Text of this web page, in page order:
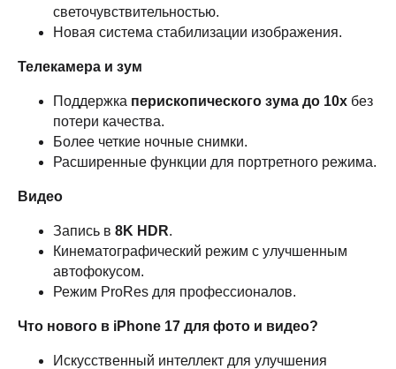
светочувствительностью.
Новая система стабилизации изображения.
Телекамера и зум
Поддержка перископического зума до 10x без
потери качества.
Более четкие ночные снимки.
Расширенные функции для портретного режима.
Видео
Запись в 8K HDR.
Кинематографический режим с улучшенным
автофокусом.
Режим ProRes для профессионалов.
Что нового в iPhone 17 для фото и видео?
Искусственный интеллект для улучшения